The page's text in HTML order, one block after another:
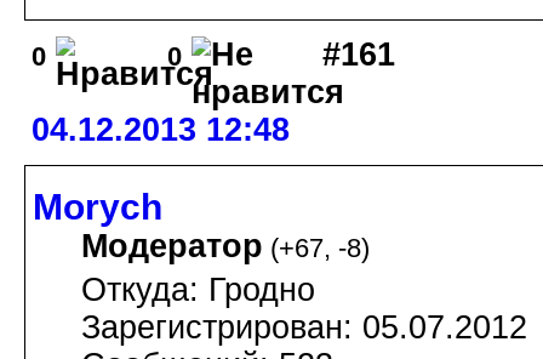
0 0 #161
04.12.2013 12:48
Morych
Модератор (+67, -8)
Откуда: Гродно
Зарегистрирован: 05.07.2012